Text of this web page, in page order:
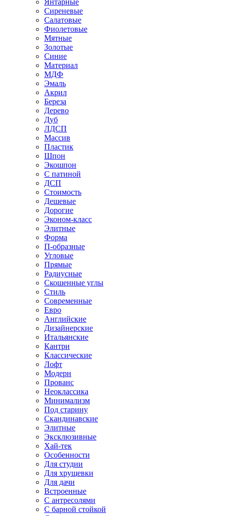
Янтарные
Сиреневые
Салатовые
Фиолетовые
Мятные
Золотые
Синие
Материал
МДФ
Эмаль
Акрил
Береза
Дерево
Дуб
ЛДСП
Массив
Пластик
Шпон
Экошпон
С патиной
ДСП
Стоимость
Дешевые
Дорогие
Эконом-класс
Элитные
Форма
П-образные
Угловые
Прямые
Радиусные
Скошенные углы
Стиль
Современные
Евро
Английские
Дизайнерские
Итальянские
Кантри
Классические
Лофт
Модерн
Прованс
Неоклассика
Минимализм
Под старину
Скандинавские
Элитные
Эксклюзивные
Хай-тек
Особенности
Для студии
Для хрущевки
Для дачи
Встроенные
С антресолями
С барной стойкой